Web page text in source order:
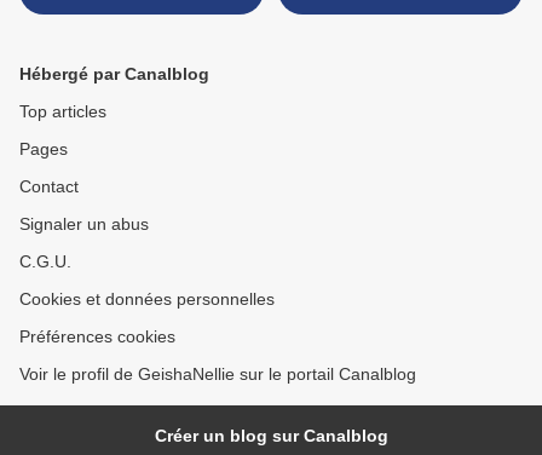
montréalais
Hébergé par Canalblog
Top articles
Pages
Contact
Signaler un abus
C.G.U.
Cookies et données personnelles
Préférences cookies
Voir le profil de GeishaNellie sur le portail Canalblog
Créer un blog sur Canalblog